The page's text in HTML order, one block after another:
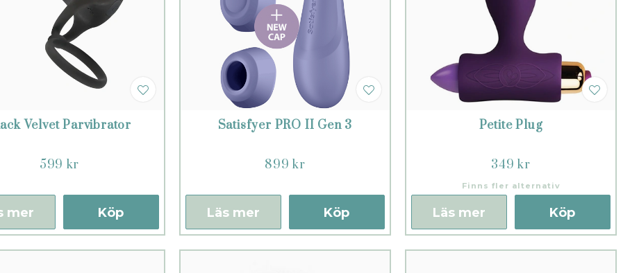
Velvet Parvibrator
599 kr
Köp
mer
Satisfyer PRO II Gen 3
899 kr
Köp
Läs mer
Petite Plug
349 kr
Finns fler alternativ
Köp
Läs mer